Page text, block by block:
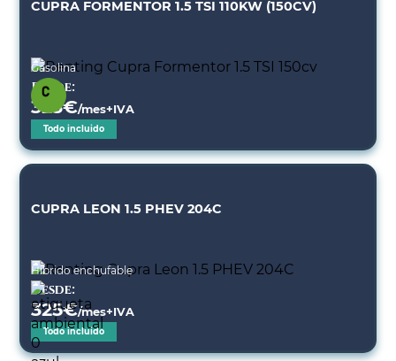
CUPRA FORMENTOR 1.5 TSI 110KW (150CV)
Gasolina
Desde:
323€/mes+IVA
Todo incluido
CUPRA LEON 1.5 PHEV 204C
Híbrido enchufable
Desde:
325€/mes+IVA
Todo incluido